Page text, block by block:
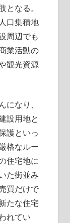
なる。
口集積地
周辺でも
業活動の
観光資源
なり、
設用地と
護といっ
格なルー
住宅地に
た街並み
買だけで
たな住宅
れてい